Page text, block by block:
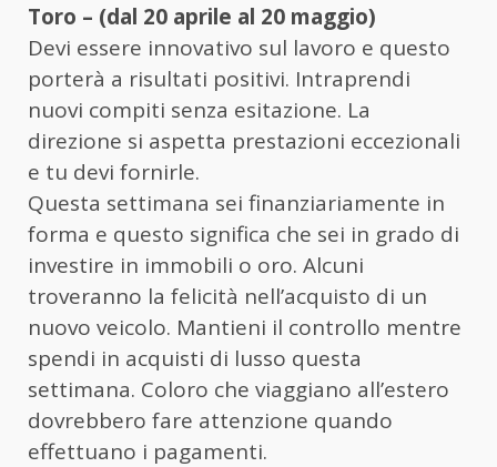
Toro – (dal 20 aprile al 20 maggio)
Devi essere innovativo sul lavoro e questo
porterà a risultati positivi. Intraprendi
nuovi compiti senza esitazione. La
direzione si aspetta prestazioni eccezionali
e tu devi fornirle.
Questa settimana sei finanziariamente in
forma e questo significa che sei in grado di
investire in immobili o oro. Alcuni
troveranno la felicità nell’acquisto di un
nuovo veicolo. Mantieni il controllo mentre
spendi in acquisti di lusso questa
settimana. Coloro che viaggiano all’estero
dovrebbero fare attenzione quando
effettuano i pagamenti.